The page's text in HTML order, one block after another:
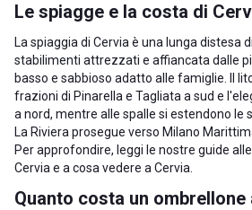
Le spiagge e la costa di
La spiaggia di Cervia è una lunga distesa
stabilimenti attrezzati e affiancata dalle
basso e sabbioso adatto alle famiglie. Il
frazioni di Pinarella e Tagliata a sud e
a nord, mentre alle spalle si estendono le
La Riviera prosegue verso Milano
Per approfondire, leggi le nostre guide alle
Cervia e a cosa vedere a Cervia
Quanto costa un ombrellone